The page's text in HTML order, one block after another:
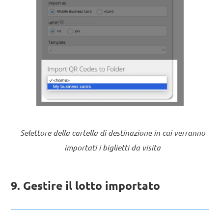
Selettore della cartella di destinazione in cui verranno
importati i biglietti da visita
9. Gestire il lotto importato